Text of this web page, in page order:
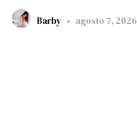
Barby agosto 7, 2026